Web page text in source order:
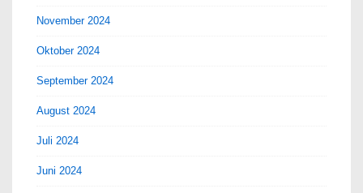
November 2024
Oktober 2024
September 2024
August 2024
Juli 2024
Juni 2024